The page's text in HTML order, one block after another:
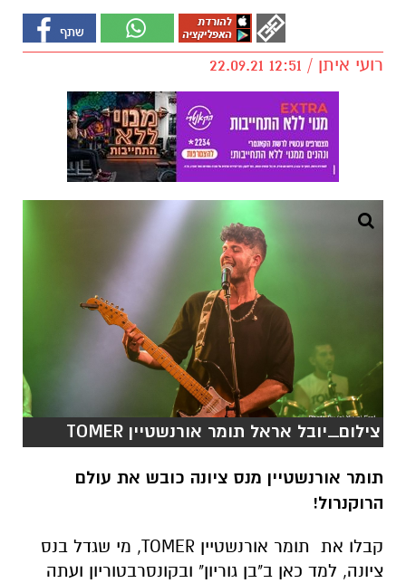
רועי איתן / 12:51 22.09.21
צילום_יובל אראל תומר אורנשטיין TOMER
תומר אורנשטיין מנס ציונה כובש את עולם
הרוקנרול!
קבלו את תומר אורנשטיין TOMER, מי שגדל בנס
ציונה, למד כאן ב"בן גוריון" ובקונסרבטוריון ועתה